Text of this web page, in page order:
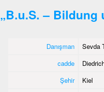
„B.u.S. – Bildung
Danışman
Sevda
cadde
Şehir
Kiel